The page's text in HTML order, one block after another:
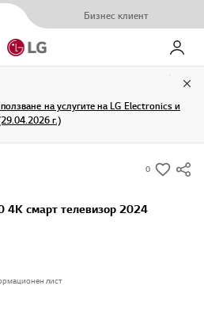
Бизнес клиент
Моят
на услугите на LG Electronics и
г.)
0
s
4K смарт телевизор 2024
лист